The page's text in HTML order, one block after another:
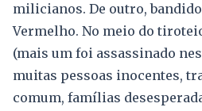
milicianos. De outro,
Vermelho. No meio do
(mais um foi assassinado
muitas pessoas inocentes,
comum, famílias